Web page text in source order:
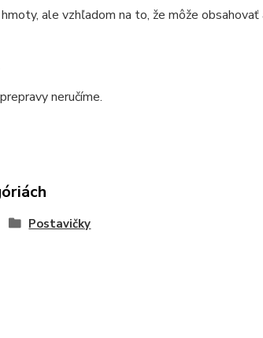
ale vzhľadom na to, že môže
neručíme.
Postavičky